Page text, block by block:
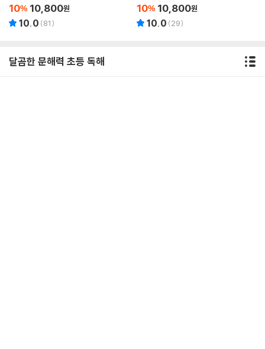
10% 10,800원
10.0 (81)
10% 10,800원
10.0 (29)
달곰한 문해력 초등 독해